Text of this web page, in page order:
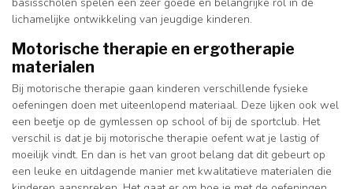
lichamelijke ontwikkeling van jeugdige kinderen.
Motorische therapie en ergotherapie
materialen
Bij motorische therapie gaan kinderen verschillende fysieke
oefeningen doen met uiteenlopend materiaal. Deze lijken ook wel
een beetje op de gymlessen op school of bij de sportclub. Het
verschil is dat je bij motorische therapie oefent wat je lastig of
moeilijk vindt. En dan is het van groot belang dat dit gebeurt op
een leuke en uitdagende manier met kwalitatieve materialen die